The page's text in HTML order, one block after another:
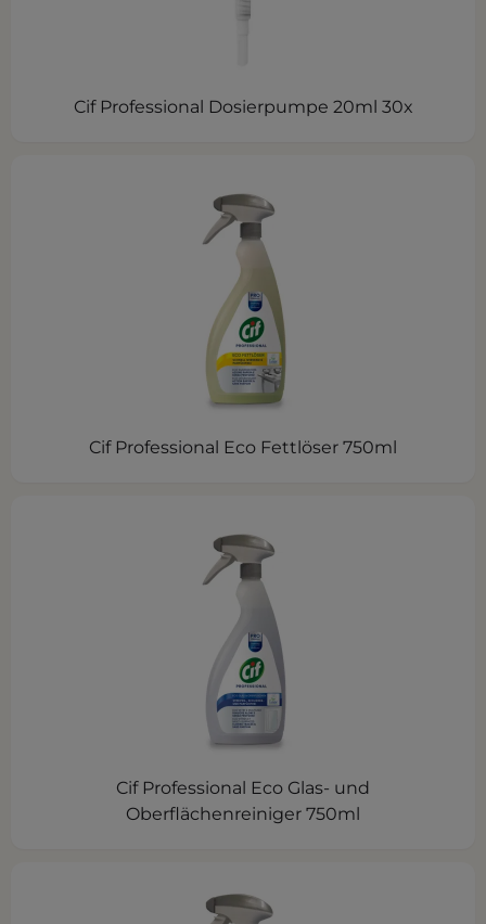
Cif Professional Dosierpumpe 20ml 30x
Cif Professional Eco Fettlöser 750ml
Cif Professional Eco Glas- und
Oberflächenreiniger 750ml